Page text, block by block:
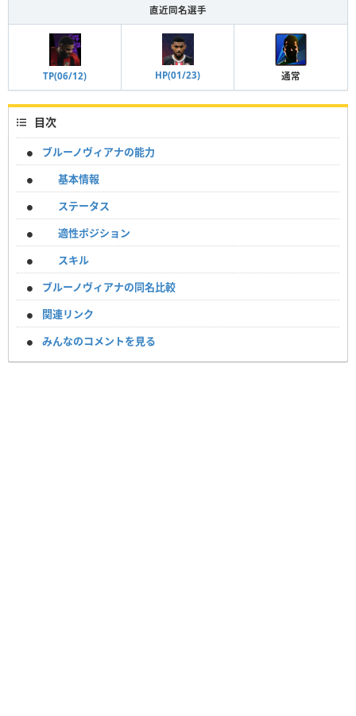
直近同名選手
TP(06/12) HP(01/23) 通常
目次
ブルーノヴィアナの能力
基本情報
ステータス
適性ポジション
スキル
ブルーノヴィアナの同名比較
関連リンク
みんなのコメントを見る